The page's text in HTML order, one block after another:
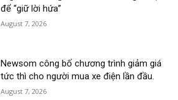
để “giữ lời hứa”
August 7, 2026
Newsom công bố chương trình giảm giá
tức thì cho người mua xe điện lần đầu.
August 7, 2026